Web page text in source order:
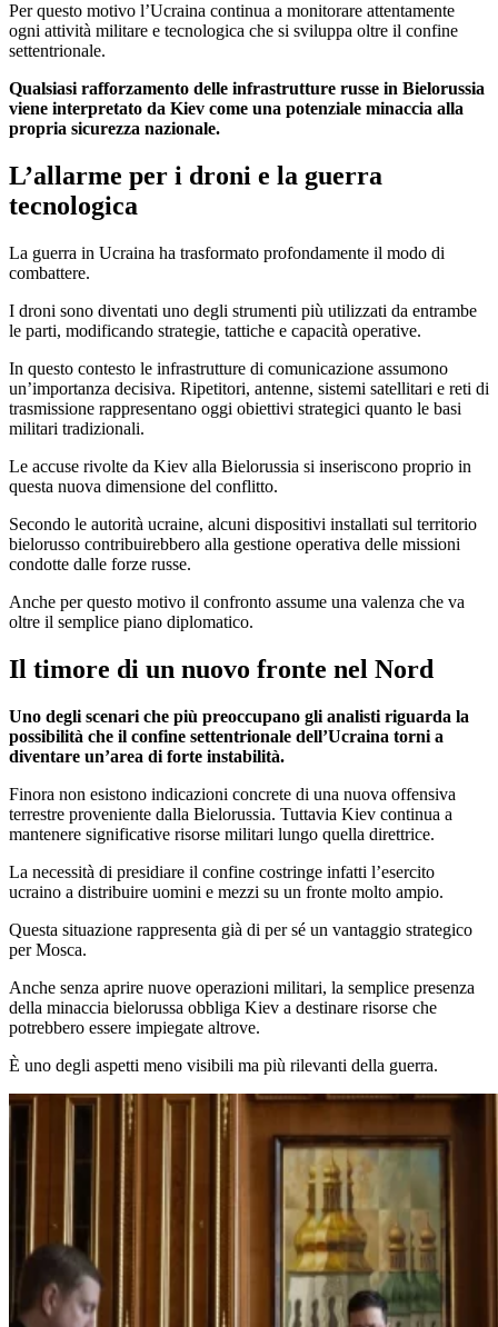
Per questo motivo l’Ucraina continua a monitorare attentamente
ogni attività militare e tecnologica che si sviluppa oltre il confine
settentrionale.
Qualsiasi rafforzamento delle infrastrutture russe in Bielorussia
viene interpretato da Kiev come una potenziale minaccia alla
propria sicurezza nazionale.
L’allarme per i droni e la guerra
tecnologica
La guerra in Ucraina ha trasformato profondamente il modo di
combattere.
I droni sono diventati uno degli strumenti più utilizzati da entrambe
le parti, modificando strategie, tattiche e capacità operative.
In questo contesto le infrastrutture di comunicazione assumono
un’importanza decisiva. Ripetitori, antenne, sistemi satellitari e reti di
trasmissione rappresentano oggi obiettivi strategici quanto le basi
militari tradizionali.
Le accuse rivolte da Kiev alla Bielorussia si inseriscono proprio in
questa nuova dimensione del conflitto.
Secondo le autorità ucraine, alcuni dispositivi installati sul territorio
bielorusso contribuirebbero alla gestione operativa delle missioni
condotte dalle forze russe.
Anche per questo motivo il confronto assume una valenza che va
oltre il semplice piano diplomatico.
Il timore di un nuovo fronte nel Nord
Uno degli scenari che più preoccupano gli analisti riguarda la
possibilità che il confine settentrionale dell’Ucraina torni a
diventare un’area di forte instabilità.
Finora non esistono indicazioni concrete di una nuova offensiva
terrestre proveniente dalla Bielorussia. Tuttavia Kiev continua a
mantenere significative risorse militari lungo quella direttrice.
La necessità di presidiare il confine costringe infatti l’esercito
ucraino a distribuire uomini e mezzi su un fronte molto ampio.
Questa situazione rappresenta già di per sé un vantaggio strategico
per Mosca.
Anche senza aprire nuove operazioni militari, la semplice presenza
della minaccia bielorussa obbliga Kiev a destinare risorse che
potrebbero essere impiegate altrove.
È uno degli aspetti meno visibili ma più rilevanti della guerra.